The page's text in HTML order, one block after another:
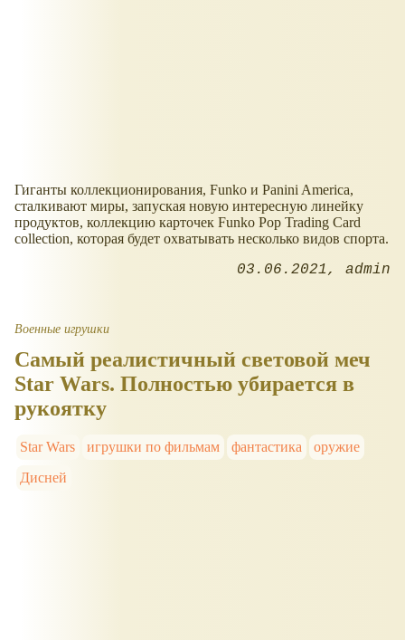
Гиганты коллекционирования, Funko и Panini America,
сталкивают миры, запуская новую интересную линейку
продуктов, коллекцию карточек Funko Pop Trading Card
collection, которая будет охватывать несколько видов спорта.
03.06.2021 admin
Военные игрушки
Самый реалистичный световой меч
Star Wars. Полностью убирается в
рукоятку
Star Wars игрушки по фильмам фантастика
оружие
Дисней